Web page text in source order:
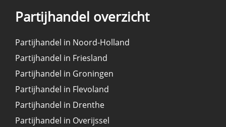
Partijhandel overzicht
Partijhandel in Noord-Holland
Partijhandel in Friesland
Partijhandel in Groningen
Partijhandel in Flevoland
Partijhandel in Drenthe
Partijhandel in Overijssel